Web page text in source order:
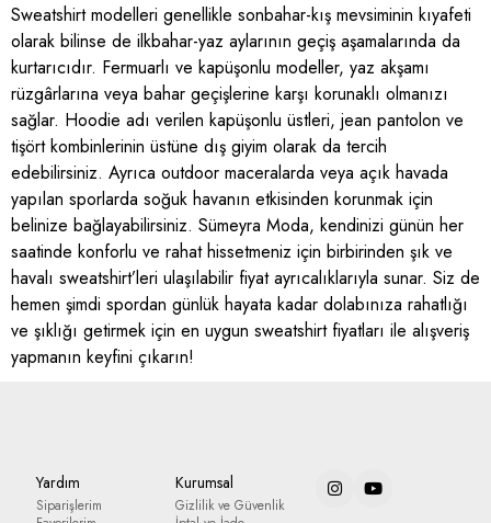
Sweatshirt modelleri genellikle sonbahar-kış mevsiminin kıyafeti
olarak bilinse de ilkbahar-yaz aylarının geçiş aşamalarında da
kurtarıcıdır. Fermuarlı ve kapüşonlu modeller, yaz akşamı
rüzgârlarına veya bahar geçişlerine karşı korunaklı olmanızı
sağlar. Hoodie adı verilen kapüşonlu üstleri, jean pantolon ve
tişört kombinlerinin üstüne dış giyim olarak da tercih
edebilirsiniz. Ayrıca outdoor maceralarda veya açık havada
yapılan sporlarda soğuk havanın etkisinden korunmak için
belinize bağlayabilirsiniz. Sümeyra Moda, kendinizi günün her
saatinde konforlu ve rahat hissetmeniz için birbirinden şık ve
havalı sweatshirt’leri ulaşılabilir fiyat ayrıcalıklarıyla sunar. Siz de
hemen şimdi spordan günlük hayata kadar dolabınıza rahatlığı
ve şıklığı getirmek için en uygun sweatshirt fiyatları ile alışveriş
yapmanın keyfini çıkarın!
Yardım
Siparişlerim
Kurumsal
Gizlilik ve Güvenlik